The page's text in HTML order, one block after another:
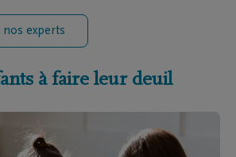
nos experts
à faire leur deuil